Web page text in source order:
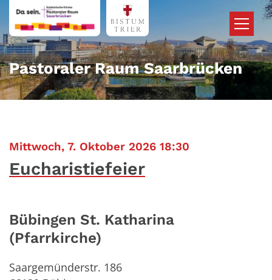
Zum Inhalt springen
Pastoraler Raum Saarbrücken
Mittwoch, 7. Oktober 2026 18:30
Eucharistiefeier
Bübingen St. Katharina
(Pfarrkirche)
Saargemünderstr. 186